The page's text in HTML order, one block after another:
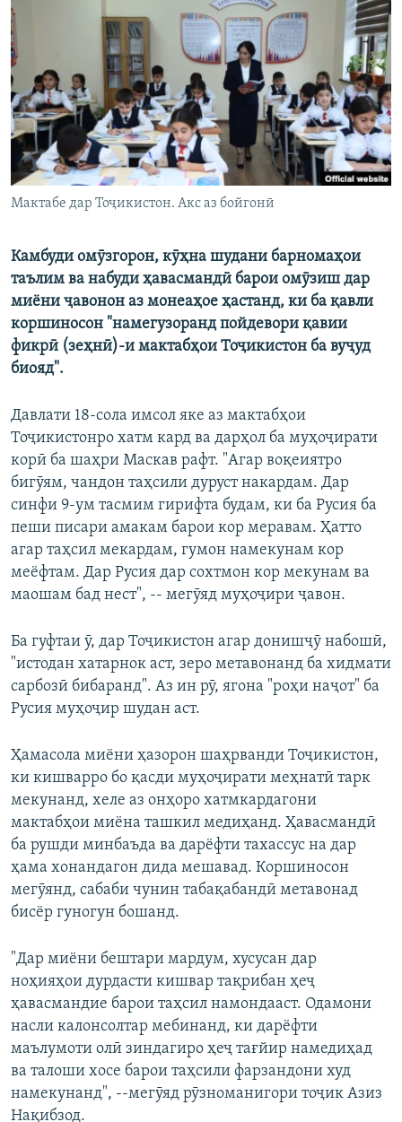
ГУЗОРИШҲОИ РАДИОӢ
ПАЙГИРӢ КУНЕД
Ҳамаи сомонаҳои RFE/RL
Мактабе дар Тоҷикистон. Акс аз бойгонӣ
Камбуди омӯзгорон, кӯҳна шудани барномаҳои
таълим ва набуди ҳавасмандӣ барои омӯзиш дар
миёни ҷавонон аз монеаҳое ҳастанд, ки ба қавли
коршиносон "намегузоранд пойдевори қавии
фикрӣ (зеҳнӣ)-и мактабҳои Тоҷикистон ба вуҷуд
биояд".
Давлати 18-сола имсол яке аз мактабҳои
Тоҷикистонро хатм кард ва дарҳол ба муҳоҷирати
корӣ ба шаҳри Маскав рафт. "Агар воқеиятро
бигӯям, чандон таҳсили дуруст накардам. Дар
синфи 9-ум тасмим гирифта будам, ки ба Русия ба
пеши писари амакам барои кор меравам. Ҳатто
агар таҳсил мекардам, гумон намекунам кор
меёфтам. Дар Русия дар сохтмон кор мекунам ва
маошам бад нест", -- мегӯяд муҳоҷири ҷавон.
Ба гуфтаи ӯ, дар Тоҷикистон агар донишҷӯ набошӣ,
"истодан хатарнок аст, зеро метавонанд ба хидмати
сарбозӣ бибаранд". Аз ин рӯ, ягона "роҳи наҷот" ба
Русия муҳоҷир шудан аст.
Ҳамасола миёни ҳазорон шаҳрванди Тоҷикистон,
ки кишварро бо қасди муҳоҷирати меҳнатӣ тарк
мекунанд, хеле аз онҳоро хатмкардагони
мактабҳои миёна ташкил медиҳанд. Ҳавасмандӣ
ба рушди минбаъда ва дарёфти тахассус на дар
ҳама хонандагон дида мешавад. Коршиносон
мегӯянд, сабаби чунин табақабандӣ метавонад
бисёр гуногун бошанд.
"Дар миёни бештари мардум, хусусан дар
ноҳияҳои дурдасти кишвар тақрибан ҳеҷ
ҳавасмандие барои таҳсил намондааст. Одамони
насли калонсолтар мебинанд, ки дарёфти
маълумоти олӣ зиндагиро ҳеҷ тағйир намедиҳад
ва талоши хосе барои таҳсили фарзандони худ
намекунанд", --мегӯяд рӯзноманигори тоҷик Азиз
Нақибзод.